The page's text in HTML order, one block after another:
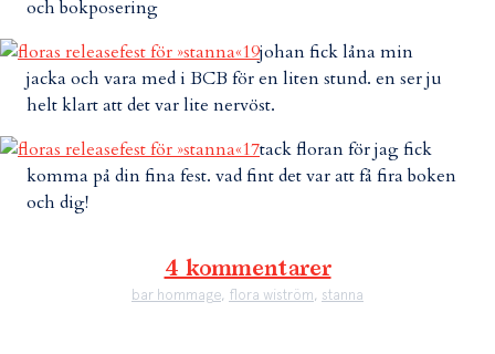
och bokposering
johan fick låna min
jacka och vara med i BCB för en liten stund. en ser ju
helt klart att det var lite nervöst.
tack floran för jag fick
komma på din fina fest. vad fint det var att få fira boken
och dig!
4 kommentarer
bar hommage, flora wiström, stanna